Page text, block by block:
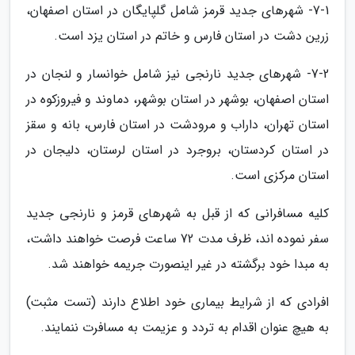
7-1- شهرهای جدید قرمز شامل گلپایگان در استان اصفهان،
زرین دشت در استان فارس و خاتم در استان یزد است.
7-2- شهرهای جدید نارنجی نیز شامل خوانسار و لنجان در
استان اصفهان، بوشهر در استان بوشهر، دماوند و فیروزکوه در
استان تهران، داراب و مرودشت در استان فارس، بانه و سقز
در استان کردستان، بروجرد در استان لرستان، دلیجان در
استان مرکزی است.
کلیه­ مسافرانی که از قبل به شهرهای قرمز و نارنجی جدید
سفر نموده اند، ظرف مدت 72 ساعت فرصت خواهند داشت،
به مبدا خود برگشته در غیر اینصورت جریمه خواهند شد.
افرادی­ که از شرایط بیماری خود اطلاع دارند (تست مثبت)
به هیچ عنوان اقدام به تردد و عزیمت به مسافرت ننمایند.